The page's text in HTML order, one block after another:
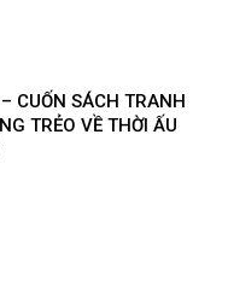
CUỐN SÁCH TRANH
TRẺO VỀ THỜI ẤU